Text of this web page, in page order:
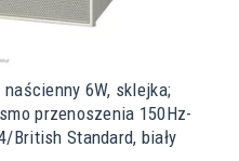
naścienny 6W, sklejka;
przenoszenia 150Hz-
British Standard, biały